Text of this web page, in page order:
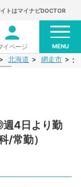
トはマイナビDOCTOR
イページ MENU
北海道 網走市 介
4日より勤
/常勤）